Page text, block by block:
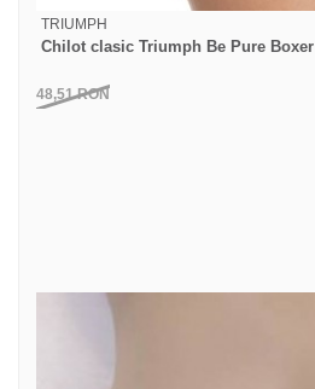
TRIUMPH
Chilot clasic Triumph Be Pure Boxer
48,51RON